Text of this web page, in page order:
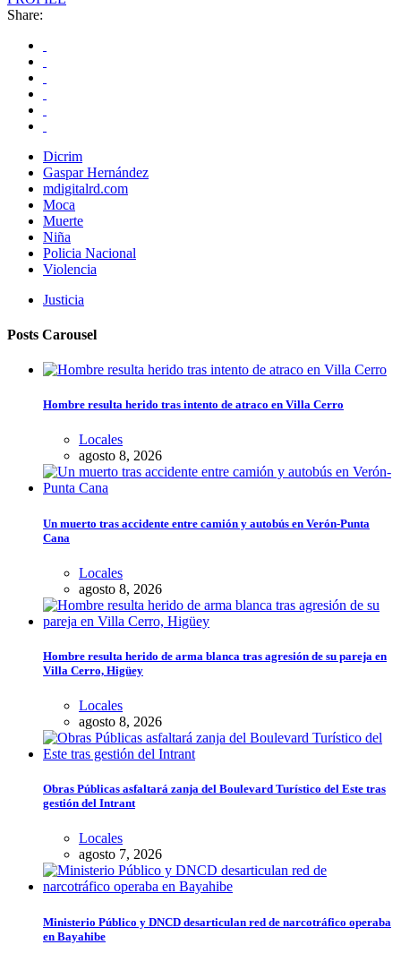
Share:
Dicrim
Gaspar Hernández
mdigitalrd.com
Moca
Muerte
Niña
Policia Nacional
Violencia
Justicia
Posts Carousel
Hombre resulta herido tras intento de atraco en Villa Cerro
Locales
agosto 8, 2026
Un muerto tras accidente entre camión y autobús en Verón-Punta
Cana
Locales
agosto 8, 2026
Hombre resulta herido de arma blanca tras agresión de su pareja en
Villa Cerro, Higüey
Locales
agosto 8, 2026
Obras Públicas asfaltará zanja del Boulevard Turístico del Este tras
gestión del Intrant
Locales
agosto 7, 2026
Ministerio Público y DNCD desarticulan red de narcotráfico operaba
en Bayahibe